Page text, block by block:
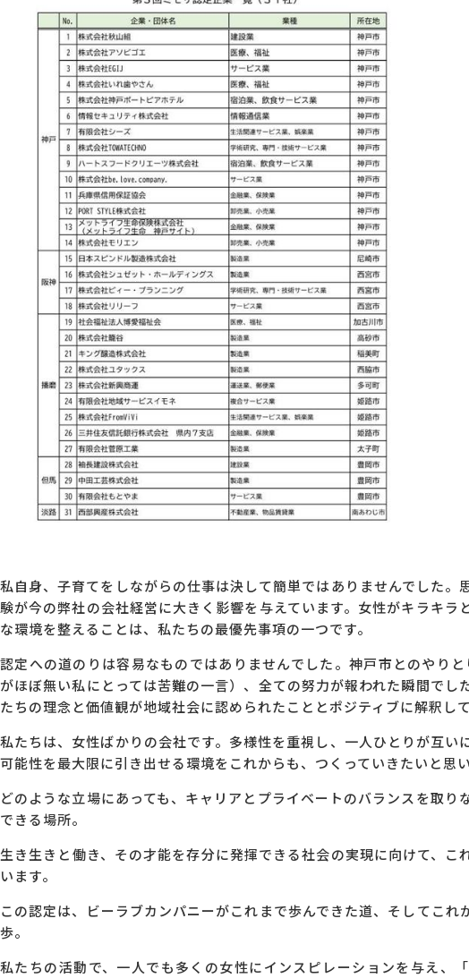
私自身、子育てをしながらの仕事は決して簡単ではありませんでした。
験が今の弊社の会社経営に大きく影響を与えています。女性がキラキラ
な環境を整えることは、私たちの最優先事項の一つです。
認定への道のりは容易なものではありませんでした。神戸市とのやり
がほぼ無い私にとっては苦難の一言）、全ての努力が報われた瞬間でし
たちの理念と価値観が地域社会に認められたこととポジティブに解釈して
私たちは、女性ばかりの会社です。多様性を重視し、一人ひとりが互い
可能性を最大限に引き出せる環境をこれからも、つくっていきたいと思い
どのような立場にあっても、キャリアとプライベートのバランスを取り
できる場所。
生き生きと働き、その才能を存分に発揮できる社会の実現に向けて、こ
います。
この認定は、ビーラブカンパニーがこれまで歩んできた道、そしてこれ
歩。
私たちの活動で、一人でも多くの女性にインスピレーションを与え、